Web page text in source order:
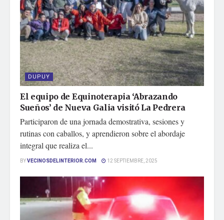
DUPUY
El equipo de Equinoterapia ‘Abrazando
Sueños’ de Nueva Galia visitó La Pedrera
Participaron de una jornada demostrativa, sesiones y
rutinas con caballos, y aprendieron sobre el abordaje
integral que realiza el...
BYVECINOSDELINTERIOR.COM 12 SEPTIEMBRE, 2025